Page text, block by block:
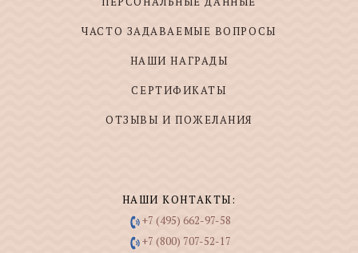
ЧАСТО ЗАДАВАЕМЫЕ ВОПРОСЫ
НАШИ НАГРАДЫ
СЕРТИФИКАТЫ
ОТЗЫВЫ И ПОЖЕЛАНИЯ
НАШИ КОНТАКТЫ:
+7 (495) 662-97-58
+7 (800) 707-52-17